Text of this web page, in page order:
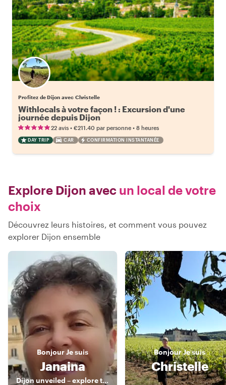
Profitez de Dijon avec Christelle
Withlocals à votre façon ! : Excursion d'une
journée depuis Dijon
22 avis • €211.40 par personne • 8 heures
DAY TRIP CAR CONFIRMATION INSTANTANÉE
Explore Dijon avec un local de votre
choix
Découvrez leurs histoires, et comment vous pouvez
explorer Dijon ensemble
BonjourJe suis
Janaina
Dijon unveiled – explore the city with a passionate guide
BonjourJe suis
Christelle